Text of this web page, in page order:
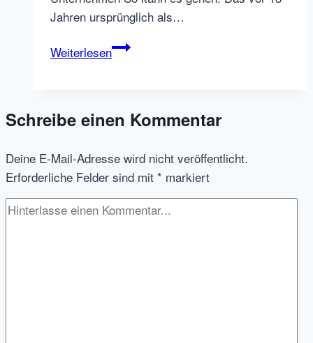
Jahren ursprünglich als…
WeiterlesenEXIT:
und
#HRTech
Fundings
Schreibe einen Kommentar
Deine E-Mail-Adresse wird nicht veröffentlicht.
Erforderliche Felder sind mit * markiert